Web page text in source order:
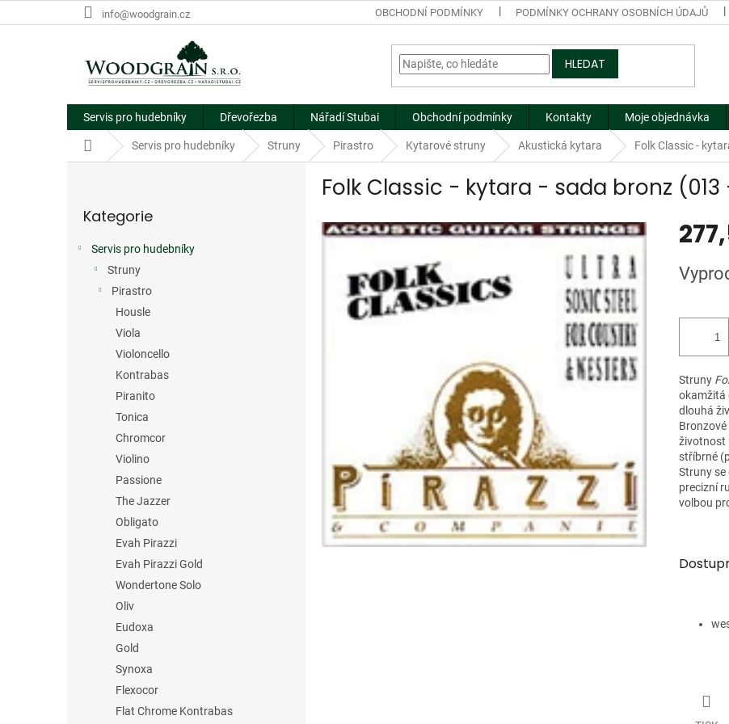
na
info@woodgrain.cz OBCHODNÍ PODMÍNKY PODMÍNKY OCHRANY OSOBNÍCH ÚDAJŮ
HLEDAT
Servis pro hudebníky Dřevořezba Nářadí Stubai Obchodní podmínky Kontakty Moje objednávka
Domů Servis pro hudebníky Struny Pirastro Kytarové struny Akustická kytara Folk Classic -
kategorie
Kategorie
Servis pro hudebníky
Struny
Pirastro
Housle
Viola
Violoncello
Kontrabas
Piranito
Tonica
Chromcor
Violino
Passione
The Jazzer
Obligato
Evah Pirazzi
Evah Pirazzi Gold
Wondertone Solo
Oliv
Eudoxa
Gold
Synoxa
Flexocor
Flat Chrome Kontrabas
Folk Classic - kytara - sada bronz
cena:
Struny
okamžitá
dlouhá
životnost
stříbrné
Struny se
precizní
volbou